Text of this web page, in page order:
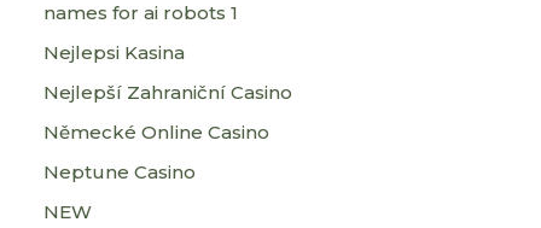
names for ai robots 1
Nejlepsi Kasina
Nejlepší Zahraniční Casino
Německé Online Casino
Neptune Casino
NEW